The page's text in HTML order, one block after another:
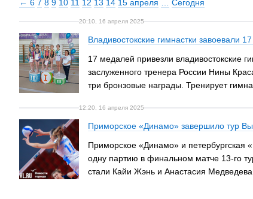
← 6 7 8 9 10 11 12 13 14 15 апреля Сегодня
20:10, 16 апреля 2025
Владивостокские гимнастки завоевали
17 медалей привезли владивостокские
заслуженного тренера России Нины
три бронзовые награды. Тренирует
12:20, 16 апреля 2025
Приморское «Динамо» завершило тур
Приморское «Динамо» и петербургская
одну партию в финальном матче 13-го
стали Кайи Жэнь и Анастасия Медведева